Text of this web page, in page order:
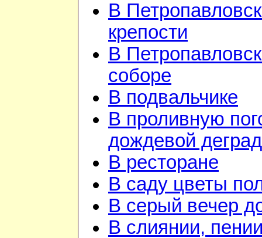
В
крепости
В
соборе
В подвальчике
В проливную
дождевой
В ресторане
В саду цветы
В серый вечер
В слиянии,